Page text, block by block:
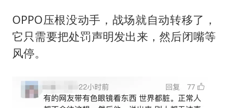
OPPO压根没动手，战场就自动转移了，
它只需要把处罚声明发出来，然后闭嘴等
风停。